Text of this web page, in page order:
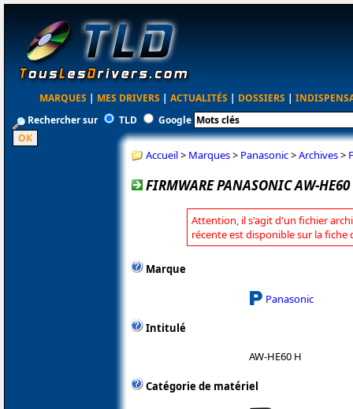
MARQUES | MES DRIVERS | ACTUALITÉS | DOSSIERS |
Rechercher sur
TLD Google
Accueil> Marques> Panasonic>Archives>
FIRMWARE PANASONIC AW-
Attention, il s'agit d'un fichier
récente est disponible sur la fiche
Marque
Panasonic
Intitulé
AW-HE60 H
Catégorie de matériel